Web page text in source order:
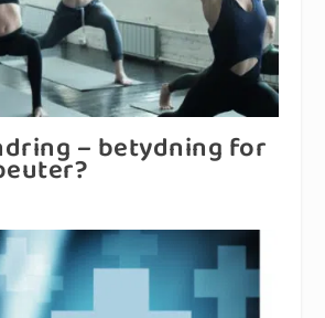
– betydning for